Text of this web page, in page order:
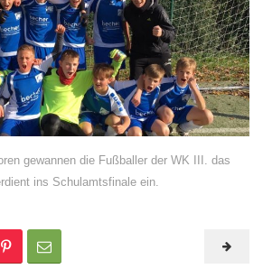
gewannen die Fußballer der WK III. das
ins Schulamtsfinale ein.